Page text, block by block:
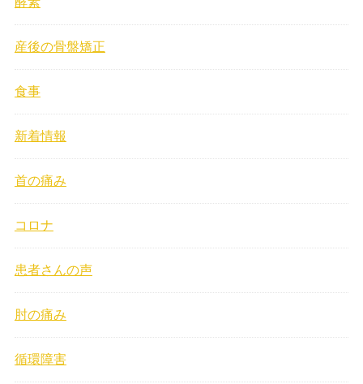
産後の骨盤矯正
食事
新着情報
首の痛み
コロナ
患者さんの声
肘の痛み
循環障害